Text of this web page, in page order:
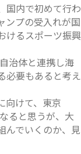
国内で初めて行わ
ンプの受入れが国
けるスポーツ振興
治体と連携し海
必要もあると考え
向けて、東京
ると思うが、大
んでいくのか、見